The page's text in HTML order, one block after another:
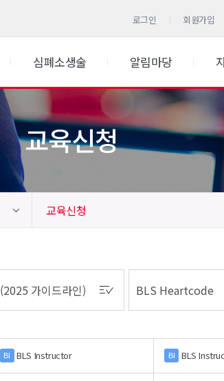
로그인 회원가입
심폐소생술 알림마당
교육신청
교육신청
BI BLS Instructor BI BLS